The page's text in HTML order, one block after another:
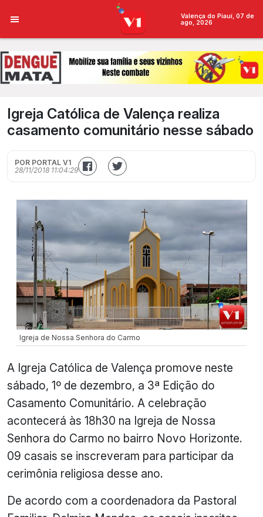
Valença do Piauí, 07 de
ago, 2026
Igreja Católica de Valença realiza
casamento comunitário nesse sábado
POR PORTAL V1
28/11/2018 11:04:29
Igreja de Nossa Senhora do Carmo
A Igreja Católica de Valença promove neste
sábado, 1º de dezembro, a 3ª Edição do
Casamento Comunitário. A celebração
acontecerá às 18h30 na Igreja de Nossa
Senhora do Carmo no bairro Novo Horizonte.
09 casais se inscreveram para participar da
cerimônia religiosa desse ano.
De acordo com a coordenadora da Pastoral